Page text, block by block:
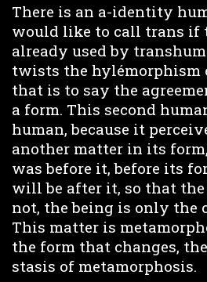
There is an a-identity
would like to call trans if
already used by
twists the hylémorphism
that is to say the
a form. This second
human, because it
another matter in its
was before it, before its
will be after it, so that the
not, the being is only the
This matter is
the form that changes,
stasis of metamorphosis.